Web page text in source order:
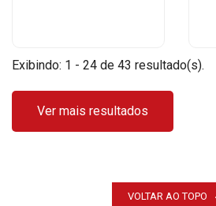
Exibindo: 1 - 24 de 43 resultado(s).
Ver mais resultados
VOLTAR AO TOPO